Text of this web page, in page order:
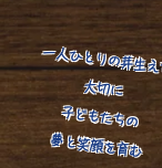
一人ひとりの芽生
大切に
子どもたちの
​夢と笑顔を育む